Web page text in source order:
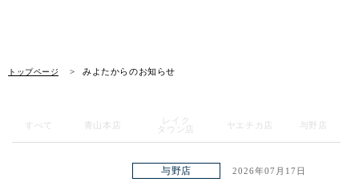
トップページ みよたからのお知らせ
メニュー 一覧
レイクタウン店
ヤエチカ店
すべて 青山本店
レイク
タウン店
ヤエチカ店 与野店
与野店 2026年07月17日